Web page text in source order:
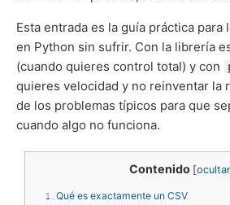
Esta entrada es la guía práctica para
en Python sin sufrir. Con la librería
(cuando quieres control total) y con
quieres velocidad y no reinventar la
de los problemas típicos para que
cuando algo no funciona.
Contenido [ocultar
1 Qué es exactamente un CSV